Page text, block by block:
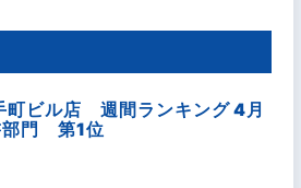
町ビル店 週間ランキング 4月
部門 第1位